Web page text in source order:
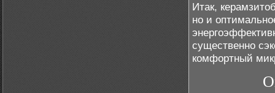
Итак,
но и
существенно
комфортный